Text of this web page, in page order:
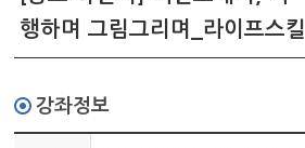
행하며 그림그리며
_라이프스킬
강좌정보